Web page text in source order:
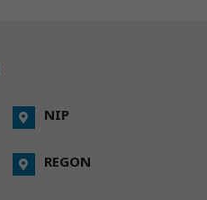
NIP
REGON